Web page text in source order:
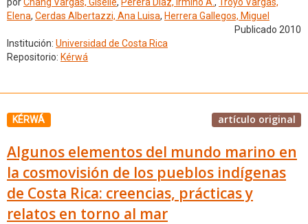
porChang Vargas, Giselle, Perera Díaz, Irmino A.,
Troyo Vargas,
Elena, Cerdas Albertazzi, Ana Luisa, Herrera Gallegos, Miguel
Publicado 2010
Institución: Universidad de Costa Rica
Repositorio: Kérwá
KÉRWÁ artículo original
Algunos elementos del mundo marino en
la cosmovisión de los pueblos indígenas
de Costa Rica: creencias, prácticas y
relatos en torno al mar